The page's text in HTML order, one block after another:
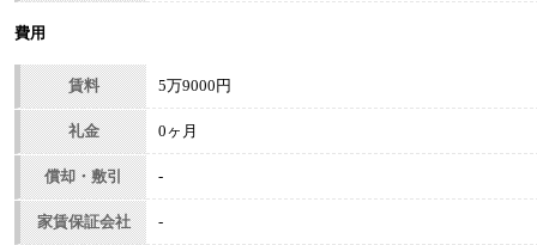
費用
賃料 5万9000円
礼金 0ヶ月
償却・敷引 -
家賃保証会社 -